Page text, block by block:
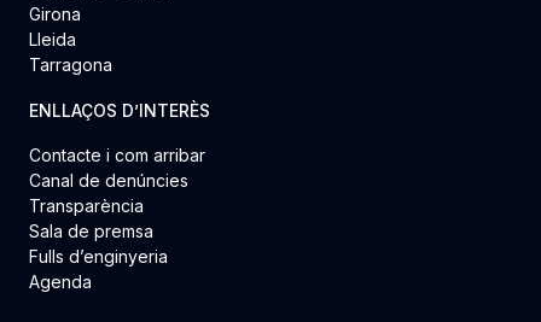
Girona
Lleida
Tarragona
ENLLAÇOS D’INTERÈS
Contacte i com arribar
Canal de denúncies
Transparència
Sala de premsa
Fulls d’enginyeria
Agenda